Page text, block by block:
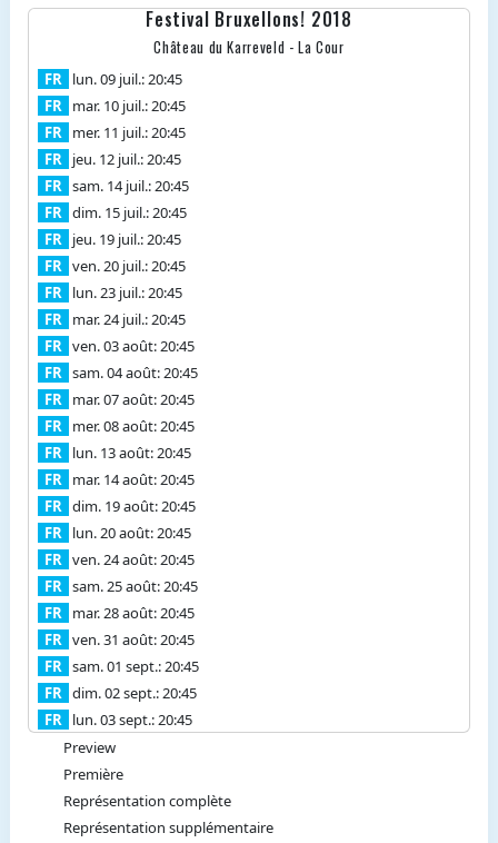
Festival Bruxellons! 2018
Château du Karreveld - La Cour
FR
lun. 09 juil.: 20:45
FR
mar. 10 juil.: 20:45
FR
mer. 11 juil.: 20:45
FR
jeu. 12 juil.: 20:45
FR sam. 14 juil.: 20:45
FR dim. 15 juil.: 20:45
FR
jeu. 19 juil.: 20:45
FR ven. 20 juil.: 20:45
FR
lun. 23 juil.: 20:45
FR
mar. 24 juil.: 20:45
FR ven. 03 août: 20:45
FR sam. 04 août: 20:45
FR
mar. 07 août: 20:45
FR
mer. 08 août: 20:45
FR
lun. 13 août: 20:45
FR
mar. 14 août: 20:45
FR dim. 19 août: 20:45
FR
lun. 20 août: 20:45
FR ven. 24 août: 20:45
FR sam. 25 août: 20:45
FR
mar. 28 août: 20:45
FR ven. 31 août: 20:45
FR sam. 01 sept.: 20:45
FR dim. 02 sept.: 20:45
FR
lun. 03 sept.: 20:45
Preview
Première
Représentation complète
Représentation supplémentaire